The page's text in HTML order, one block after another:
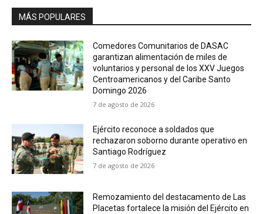
MÁS POPULARES
Comedores Comunitarios de DASAC
garantizan alimentación de miles de
voluntarios y personal de los XXV Juegos
Centroamericanos y del Caribe Santo
Domingo 2026
7 de agosto de 2026
Ejército reconoce a soldados que
rechazaron soborno durante operativo en
Santiago Rodríguez
7 de agosto de 2026
Remozamiento del destacamento de Las
Placetas fortalece la misión del Ejército en